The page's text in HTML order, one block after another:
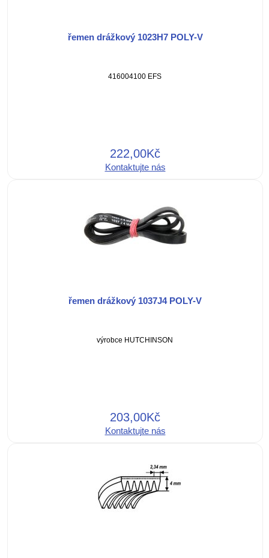
řemen drážkový 1023H7 POLY-V
416004100 EFS
222,00Kč
Kontaktujte nás
řemen drážkový 1037J4 POLY-V
výrobce HUTCHINSON
203,00Kč
Kontaktujte nás